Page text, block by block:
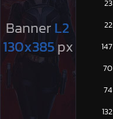
23
ซีรีย์ญี่ปุ่น
22
ซีรีย์ฝรั่ง
147
ซีรีย์เกาหลี
70
74
132